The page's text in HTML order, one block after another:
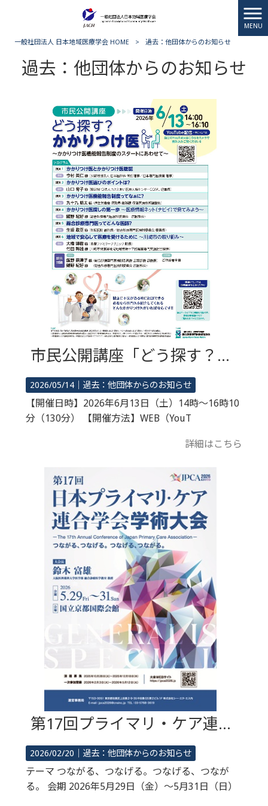
MENU
一般社団法人 日本地域医療学会 HOME > 過去：他団体からのお知らせ
過去：他団体からのお知らせ
市民公開講座「どう探す？かかりつけ医 ～かかりつけ医機能報告制度のスタートにあわせて～」
2026/05/14｜ 過去：他団体からのお知らせ
【開催日時】2026年6月13日（土）14時～16時10
分（130分） 【開催方法】WEB（YouT
詳細はこちら
第17回プライマリ・ケア連合学会学術大会
2026/02/20｜ 過去：他団体からのお知らせ
テーマ つながる、つなげる。つなげる、つなが
る。 会期 2026年5月29日（金）～5月31日（日）